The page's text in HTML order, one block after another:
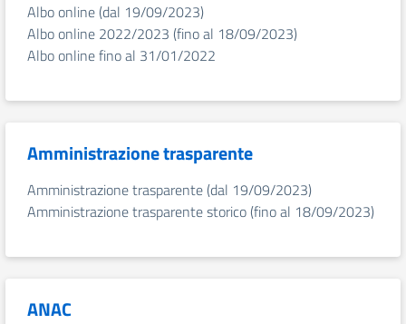
Albo online (dal 19/09/2023)
Albo online 2022/2023 (fino al 18/09/2023)
Albo online fino al 31/01/2022
Amministrazione trasparente
Amministrazione trasparente (dal 19/09/2023)
Amministrazione trasparente storico (fino al 18/09/2023)
ANAC